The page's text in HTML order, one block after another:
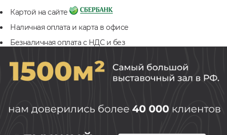
Картой на сайте
Наличная оплата и карта в офисе
Безналичная оплата с НДС и без